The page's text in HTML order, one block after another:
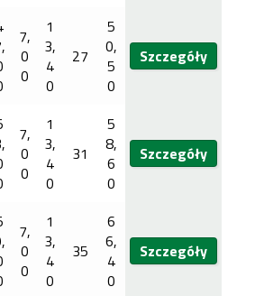
7,
0
0
1
3,
4
0
27
5
0,
5
0
Szczegóły
7,
0
0
1
3,
4
0
31
5
8,
6
0
Szczegóły
7,
0
0
1
3,
4
0
35
6
6,
4
0
Szczegóły